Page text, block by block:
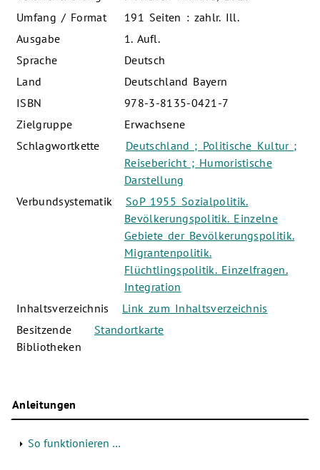
Umfang / Format
191 Seiten : zahlr. Ill.
Ausgabe
1. Aufl.
Sprache
Deutsch
Land
Deutschland Bayern
ISBN
978-3-8135-0421-7
Zielgruppe
Erwachsene
Schlagwortkette
Deutschland ; Politische Kultur ;
Reisebericht ; Humoristische
Darstellung
Verbundsystematik
SoP 1955 Sozialpolitik.
Bevölkerungspolitik. Einzelne
Gebiete der Bevölkerungspolitik.
Migrantenpolitik.
Flüchtlingspolitik. Einzelfragen.
Integration
Inhaltsverzeichnis
Link zum Inhaltsverzeichnis
Besitzende
Bibliotheken
Standortkarte
Anleitungen
So funktionieren …